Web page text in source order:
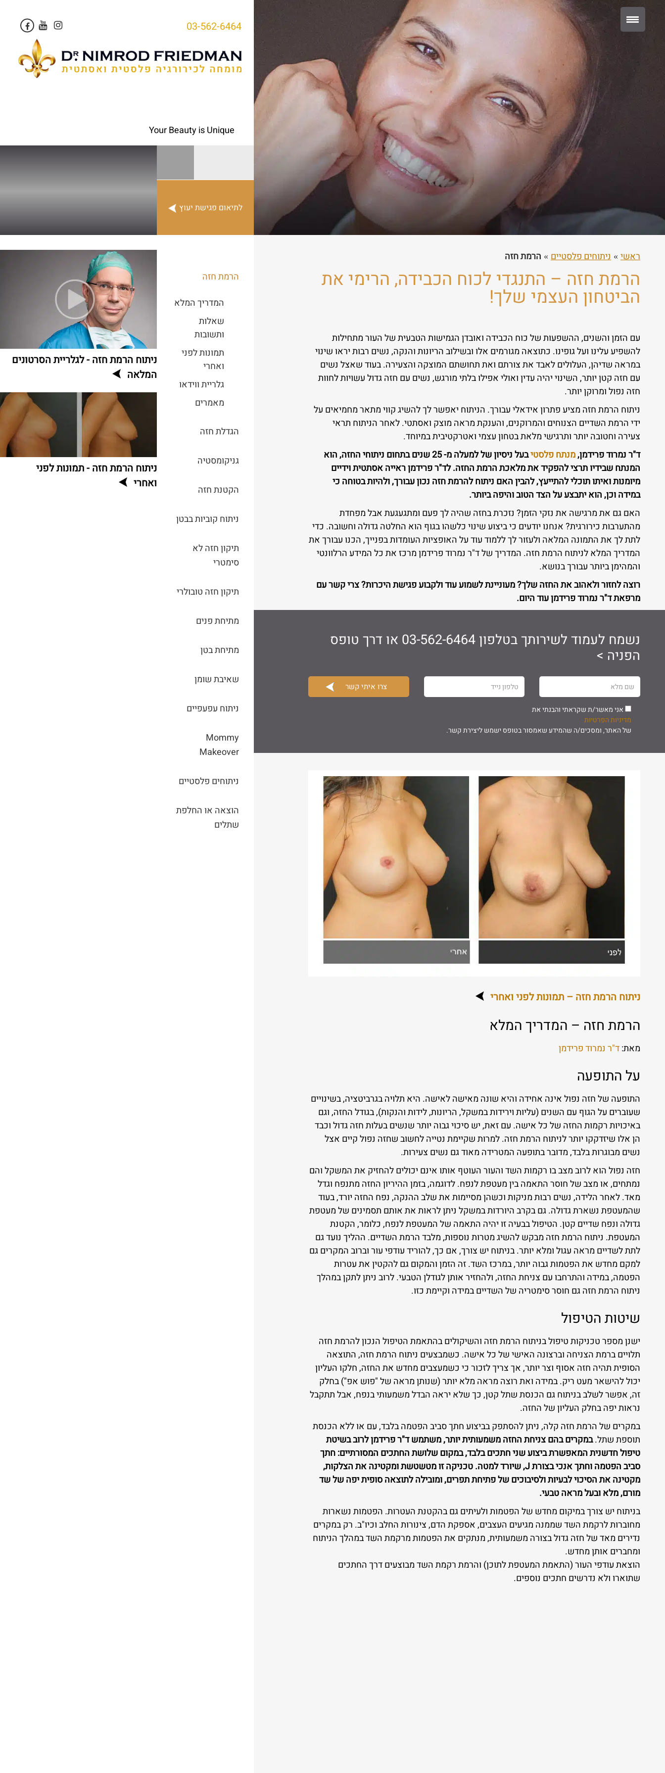
03-562-6464
Your Beauty is Unique
לתיאום פגישת יעוץ
ראשי ניתוחים פלסטיים הרמת חזה
הרמת חזה – התנגדי לכוח הכבידה, הרימי את
הביטחון העצמי שלך!
עם הזמן והשנים, ההשפעות של כוח הכבידה ואובדן הגמישות הטבעית של העור מתחילות
להשפיע עלינו ועל גופינו. כתוצאה מגורמים אלו ובשילוב הריונות והנקה, נשים רבות יראו שינוי
במראה שדיהן, העלולים לאבד את צורתם ואת תחושתם המוצקה והצעירה. בעוד שאצל נשים
עם חזה קטן יותר, השינוי יהיה עדין ואולי אפילו בלתי מורגש, נשים עם חזה גדול עשויות לחוות
חזה נפול ומרוקן יותר.
ניתוח הרמת חזה מציע פתרון אידאלי עבורך. הניתוח יאפשר לך להשיג קווי מתאר מחמיאים על
ידי הרמת השדיים הצנוחים והמרוקנים, והענקת מראה מוצק ואסתטי. לאחר הניתוח תראי
צעירה וחטובה יותר ותרגישי מלאת בטחון עצמי ואטרקטיבית במיוחד.
ד"ר נמרוד פרידמן,מנתח פלסטי
בעל ניסיון של למעלה מ- 25 שנים בתחום ניתוחי החזה, הוא
המנתח שבידיו תרצי להפקיד את מלאכת הרמת החזה. לד"ר פרידמן ראייה אסתטית וידיים
מיומנות ואיתו תוכלי להתייעץ, להבין האם ניתוח להרמת חזה נכון עבורך, ולהיות בטוחה כי
במידה וכן, הוא יתבצע על הצד הטוב והיפה ביותר.
האם גם את מרגישה את נזקי הזמן? נזכרת בחזה שהיה לך פעם ומתגעגעת אבל מפחדת
מהתערבות כירורגית? אנחנו יודעים כי ביצוע שינוי כלשהו בגוף הוא החלטה גדולה וחשובה. כדי
לתת לך את התמונה המלאה ולעזור לך ללמוד עוד על האופציות העומדות בפנייך, הכנו עבורך את
המדריך המלא לניתוח הרמת חזה. המדריך של ד"ר נמרוד פרידמן מרכז את כל המידע הרלוונטי
והמהימן ביותר עבורך בנושא.
רוצה לחזור ולאהוב את החזה שלך? מעוניינת לשמוע עוד ולקבוע פגישת היכרות? צרי קשר עם
מרפאת ד"ר נמרוד פרידמן עוד היום.
נשמח לעמוד לשירותך בטלפון 03-562-6464 או דרך טופס
הפניה >
שם
מלא
טלפון
נייד
אני מאשר/ת שקראתי והבנתי את
מדיניות הפרטיות
של האתר, ומסכים/ה שהמידע שאמסור בטופס ישמש ליצירת קשר.
ניתוח הרמת חזה – תמונות לפני ואחרי
הרמת חזה – המדריך המלא
מאת:ד"ר נמרוד פרידמן
על התופעה
התופעה של חזה נפול אינה אחידה והיא שונה מאישה לאישה. היא תלויה בגרביטציה, בשינויים
שעוברים על הגוף עם השנים (עליות וירידות במשקל, הריונות, לידות והנקות), בגודל החזה, וגם
באיכויות רקמות החזה של כל אישה. עם זאת, יש סיכוי גבוה יותר שנשים בעלות חזה גדול וכבד
הן אלו שיזדקקו יותר לניתוח הרמת חזה. למרות שקיימת נטייה לחשוב שחזה נפול קיים אצל
נשים מבוגרות בלבד, מדובר בתופעה המטרידה מאוד גם נשים צעירות.
חזה נפול הוא לרוב מצב בו רקמות השד והעור העוטף אותו אינם יכולים להחזיק את המשקל והם
נמתחים, או מצב של חוסר התאמה בין מעטפת לנפח. לדוגמה, בזמן ההיריון החזה מתנפח וגדל
מאד. לאחר הלידה, נשים רבות מניקות וכשהן מסיימות את שלב ההנקה, נפח החזה יורד, בעוד
שהמעטפת נשארת גדולה. גם בקרב היורדות במשקל ניתן לראות את אותם תסמינים של מעטפת
גדולה ונפח שדיים קטן. הטיפול בבעיה זו יהיה התאמה של המעטפת לנפח, כלומר, הקטנת
המעטפת. ניתוח הרמת חזה מבקש להשיג מטרות נוספות, מלבד הרמת השדיים. ההליך נועד גם
לתת לשדיים מראה עגול ומלא יותר. בניתוח יש צורך, אם כך, להוריד עודפי עור וברוב המקרים גם
למקם מחדש את הפטמות גבוה יותר, במרכז השד. זה הזמן והמקום גם להקטין את עטרות
הפטמה, במידה והתרחבו עם צניחת החזה, ולהחזיר אותן לגודלן הטבעי. לרוב ניתן לתקן במהלך
ניתוח הרמת חזה גם חוסר סימטריה של השדיים במידה וקיימת כזו.
שיטות הטיפול
ישנן מספר טכניקות טיפול בניתוח הרמת חזה והשיקולים בהתאמת הטיפול הנכון להרמת חזה
תלויים ברמת הצניחה וברצונה האישי של כל אישה. כשמבצעים ניתוח הרמת חזה, התוצאה
הסופית תהיה חזה אסוף וצר יותר, אך צריך לזכור כי כשמעצבים מחדש את החזה, חלקו העליון
יכול להישאר מעט ריק. במידה ואת רוצה מראה מלא יותר (שנותן מראה של "פוש אפ") בחלק
זה, אפשר לשלב בניתוח גם הכנסת שתל קטן, כך שלא יראה הבדל משמעותי בנפח, אבל תתקבל
נראות יפה בחלק העליון של החזה.
במקרים של הרמת חזה קלה, ניתן להסתפק בביצוע חתך סביב הפטמה בלבד, עם או ללא הכנסת
תוספת שתל.במקרים בהם צניחת החזה משמעותית יותר, משתמש ד"ר פרידמן לרוב בשיטת
טיפול חדשנית המאפשרת ביצוע שני חתכים בלבד, במקום שלושת החתכים המסורתיים: חתך
סביב הפטמה וחתך אנכי בצורת J, שיורד למטה. טכניקה זו מטשטשת ומקטינה את הצלקות,
מקטינה את הסיכוי לבעיות ולסיבוכים של פתיחת תפרים, ומובילה לתוצאה סופית יפה של שד
מורם, מלא ובעל מראה טבעי.
בניתוח יש צורך במיקום מחדש של הפטמות ולעיתים גם בהקטנת העטרות. הפטמות נשארות
מחוברות לרקמת השד שממנה מגיעים העצבים, אספקת הדם, צינורות החלב וכיו"ב. רק במקרים
נדירים מאד של חזה גדול בצורה משמעותית, מנתקים את הפטמות מרקמת השד במהלך הניתוח
ומחברים אותן מחדש.
הוצאת עודפי העור (התאמת המעטפת לתוכן) והרמת רקמת השד מבוצעים דרך החתכים
שתוארו ולא נדרשים חתכים נוספים.
הרמת חזה
המדריך המלא
שאלות
ותשובות
תמונות לפני
ואחרי
גלריית ווידאו
מאמרים
הגדלת חזה
גניקומסטיה
הקטנת חזה
ניתוח קוביות בבטן
תיקון חזה לא
סימטרי
תיקון חזה טובולרי
מתיחת פנים
מתיחת בטן
שאיבת שומן
ניתוח עפעפיים
Mommy
Makeover
ניתוחים פלסטיים
הוצאה או החלפת
שתלים
ניתוח הרמת חזה - לגלריית הסרטונים
המלאה
ניתוח הרמת חזה - תמונות לפני
ואחרי